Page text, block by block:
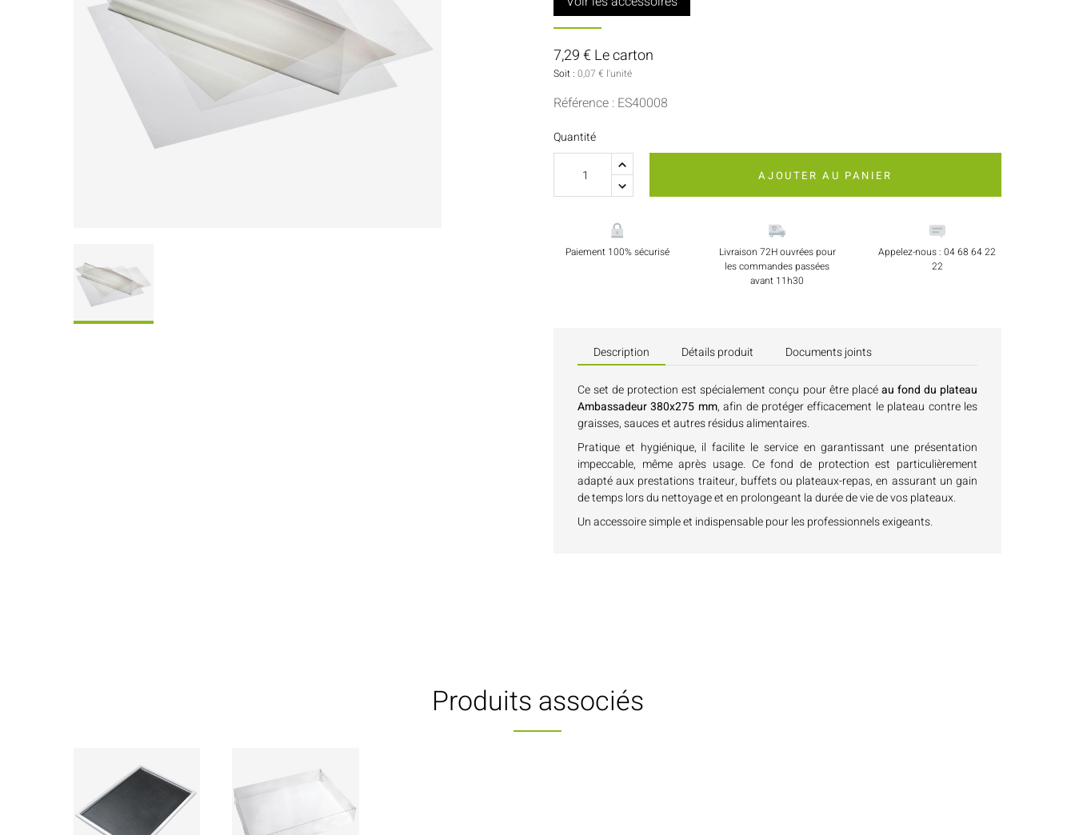
Coffrets À Partager Sauces Et Condiments
Flacons Et Bouteilles
Pâtisserie
7,29 € Le carton
Soit : 0,07 € l'unité
Référence : ES40008
Quantité
AJOUTER AU PANIER
Paiement 100% sécurisé
Livraison 72H ouvrées pour
les commandes passées
avant 11h30
Appelez-nous : 04 68 64 22
22
Description Détails produit Documents joints
Ce set de protection est spécialement conçu pour être placéau fond du plateau
Ambassadeur 380x275 mm, afin de protéger efficacement le plateau contre les
graisses, sauces et autres résidus alimentaires.
Pratique et hygiénique, il facilite le service en garantissant une présentation
impeccable, même après usage. Ce fond de protection est particulièrement
adapté aux prestations traiteur, buffets ou plateaux-repas, en assurant un gain
de temps lors du nettoyage et en prolongeant la durée de vie de vos plateaux.
Un accessoire simple et indispensable pour les professionnels exigeants.
Produits associés